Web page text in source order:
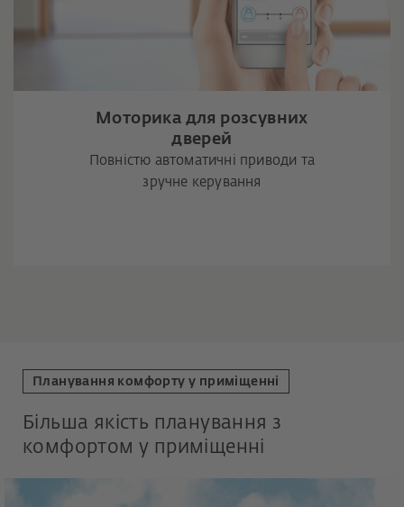
Моторика для розсувних
дверей
Повністю автоматичні приводи та
зручне керування
Планування комфорту у приміщенні
Більша якість планування з
комфортом у приміщенні